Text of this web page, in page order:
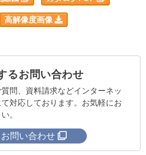
高解像度画像
るお問い合わせ
問、資料請求などインターネッ
て対応しております。お気軽にお
。
お問い合わせ